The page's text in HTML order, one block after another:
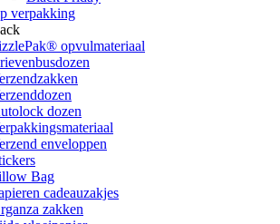
verpakking
opvulmateriaal
dozen
enveloppen
Bag
cadeauzakjes
zakken